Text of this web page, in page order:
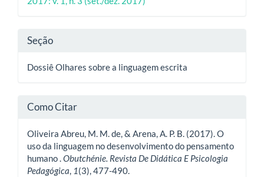
Seção
Dossiê Olhares sobre a linguagem escrita
Como Citar
Oliveira Abreu, M. M. de, & Arena, A. P. B. (2017). O
uso da linguagem no desenvolvimento do pensamento
humano .Obutchénie. Revista De Didática E Psicologia
Pedagógica, 1(3), 477-490.